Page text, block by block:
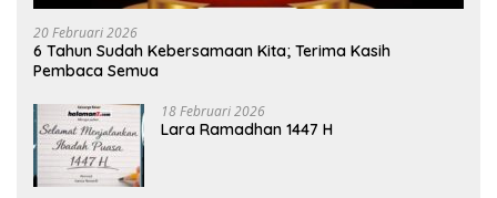
20 Februari 2026
6 Tahun Sudah Kebersamaan Kita; Terima Kasih
Pembaca Semua
18 Februari 2026
Lara Ramadhan 1447 H